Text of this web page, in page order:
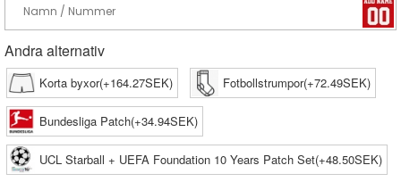
Andra alternativ
Korta byxor(+164.27SEK) Fotbollstrumpor(+72.49SEK)
Bundesliga Patch(+34.94SEK)
UCL Starball + UEFA Foundation 10 Years Patch Set(+48.50SEK)